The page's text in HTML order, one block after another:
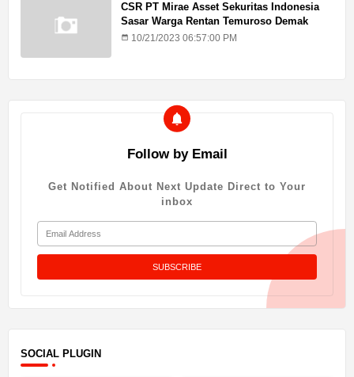
CSR PT Mirae Asset Sekuritas Indonesia
Sasar Warga Rentan Temuroso Demak
10/21/2023 06:57:00 PM
Follow by Email
Get Notified About Next Update Direct to Your
inbox
SOCIAL PLUGIN